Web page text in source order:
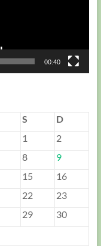
00:40
S
D
1
2
8
9
15
16
22
23
29
30